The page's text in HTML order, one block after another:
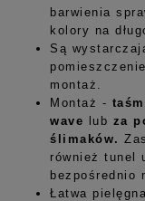
barwienia
kolory na
Są
montaż.
Montaż -
wave lub za
ślimaków.
również tunel
bezpośrednio
Łatwa